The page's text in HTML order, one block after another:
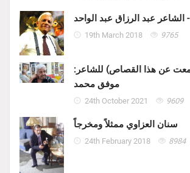
الشاعر عبد الرزاق عبد الواحد
19th March 2018 9765
عن هذا القصاص) للشاعر:
موفق محمد
24th October 2021 9609
سنان العزاوي ممثلاً ومخرجاً
24th February 2018 8984